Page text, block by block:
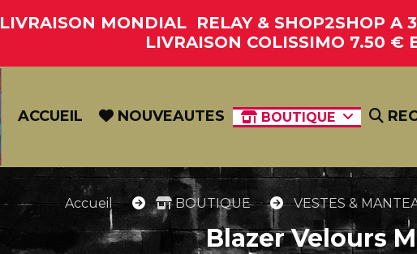
LIVRAISON MONDIAL RELAY & SHOP2SHOP A
LIVRAISON COLISSIMO 7.50 €
ACCUEIL NOUVEAUTES BOUTIQUE
Accueil BOUTIQUE VESTES &
Blazer Velours